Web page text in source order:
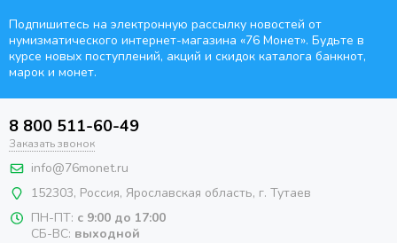
Подпишитесь на электронную рассылку новостей от
нумизматического интернет-магазина «76 Монет». Будьте в
курсе новых поступлений, акций и скидок каталога банкнот,
марок и монет.
8 800 511-60-49
Заказать звонок
info@76monet.ru
152303, Россия, Ярославская область, г. Тутаев
ПН-ПТ: с 9:00 до 17:00
СБ-ВС: выходной